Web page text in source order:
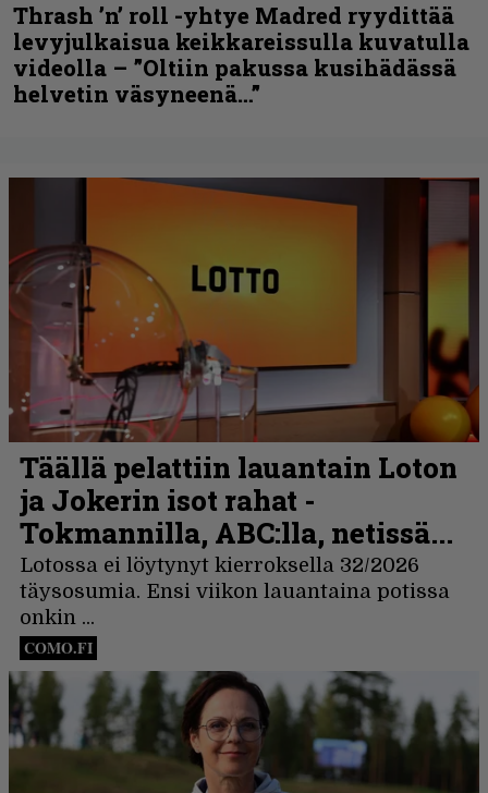
Thrash ’n’ roll -yhtye Madred ryydittää
levyjulkaisua keikkareissulla kuvatulla
videolla – ”Oltiin pakussa kusihädässä
helvetin väsyneenä…”